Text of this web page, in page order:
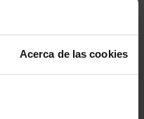
Acerca de las cookies